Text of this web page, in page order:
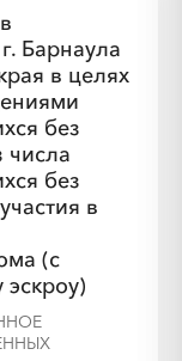
Барнаула
в целях
без
числа
без
в
(с
эскроу)